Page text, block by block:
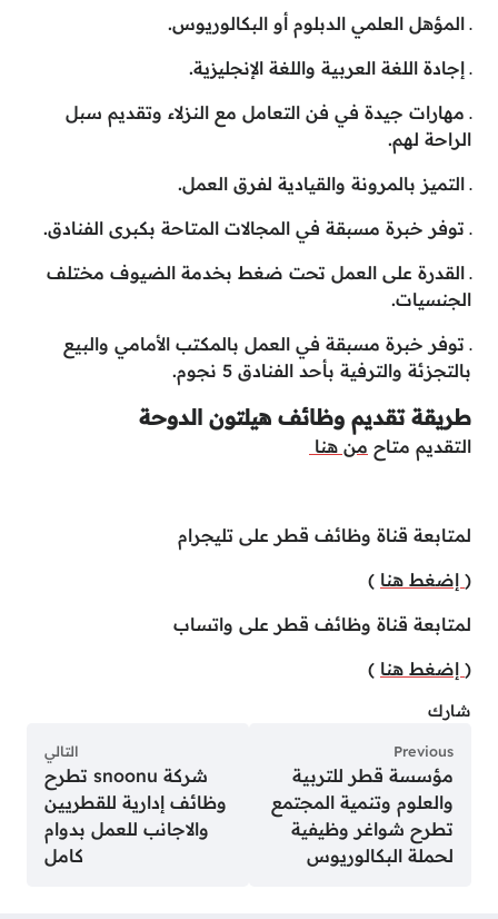
ـ المؤهل العلمي الدبلوم أو البكالوريوس.
ـ إجادة اللغة العربية واللغة الإنجليزية.
ـ مهارات جيدة في فن التعامل مع النزلاء وتقديم سبل
الراحة لهم.
ـ التميز بالمرونة والقيادية لفرق العمل.
ـ توفر خبرة مسبقة في المجالات المتاحة بكبرى الفنادق.
ـ القدرة على العمل تحت ضغط بخدمة الضيوف مختلف
الجنسيات.
ـ توفر خبرة مسبقة في العمل بالمكتب الأمامي والبيع
بالتجزئة والترفية بأحد الفنادق 5 نجوم.
طريقة تقديم وظائف هيلتون الدوحة
التقديم متاح من هنا
لمتابعة قناة وظائف قطر على تليجرام
( إضغط هنا )
لمتابعة قناة وظائف قطر على واتساب
( إضغط هنا )
شارك
Previous
مؤسسة قطر للتربية
والعلوم وتنمية المجتمع
تطرح شواغر وظيفية
لحملة البكالوريوس
التالي
شركة snoonu تطرح
وظائف إدارية للقطريين
والاجانب للعمل بدوام
كامل